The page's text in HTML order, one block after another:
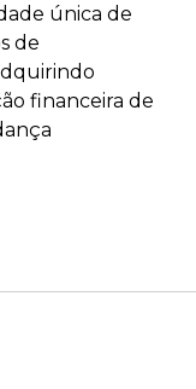
única de
de
financeira de